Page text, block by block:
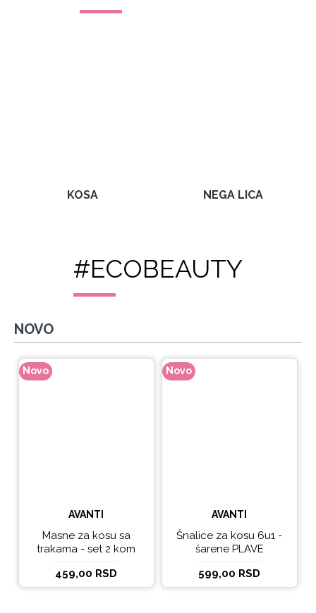
KOSA NEGA LICA
#ECOBEAUTY
NOVO
Novo
AVANTI
Masne za kosu sa
trakama - set 2 kom
459,00 RSD
Novo
AVANTI
Šnalice za kosu 6u1 -
šarene PLAVE
599,00 RSD